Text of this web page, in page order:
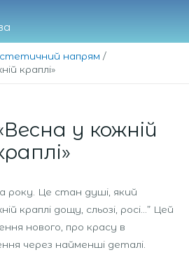
напрям
краплі»
у кожній
року. Це стан душі, який
краплі дощу, сльозі, росі…” Цей
нового, про красу в
через найменші деталі.